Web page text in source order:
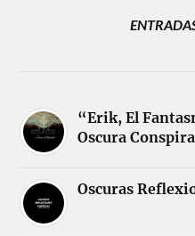
“Erik, El
Oscura
Oscuras